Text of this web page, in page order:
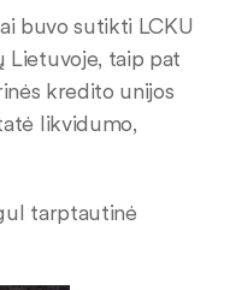
buvo sutikti LCKU
Lietuvoje, taip pat
kredito unijos
likvidumo,
tarptautinė